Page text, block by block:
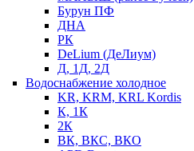
Бурун ПФ
ДНА
РК
DeLium (ДеЛиум)
Д, 1Д, 2Д
Водоснабжение холодное
KR, KRM, KRL Kordis
К, 1К
2К
ВК, ВКС, ВКО